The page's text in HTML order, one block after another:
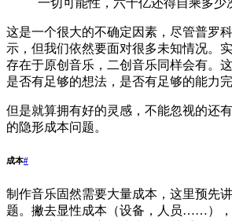
一切可能性，六十亿还得自乘多少
这是一个很大的不确定因素，尽管普罗
示，但我们依然要面对很多未知情况。
存在于原创音乐，二创音乐同样会有。
是否有足够的想法，是否有足够的能力
但是就算拥有好的灵感，不能忽视的还
的隐形成本问题。
成本#
制作音乐固然需要大量成本，这里预先
题。撇去显性成本（设备，人员……）